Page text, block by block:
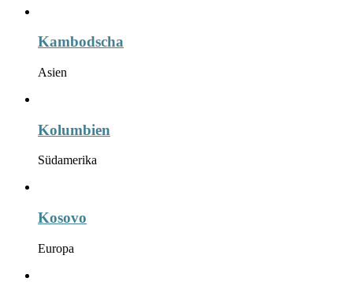
Kambodscha
Asien
Kolumbien
Südamerika
Kosovo
Europa